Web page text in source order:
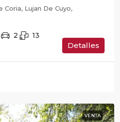
Coria, Lujan De Cuyo,
2 13
Detalles
VENTA